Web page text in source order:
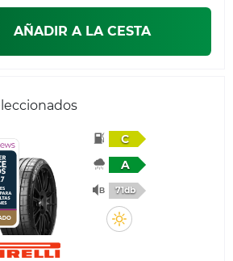
AÑADIR A LA CESTA
C
A
71db